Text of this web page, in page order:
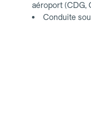
aéroport (CDG,
Conduite